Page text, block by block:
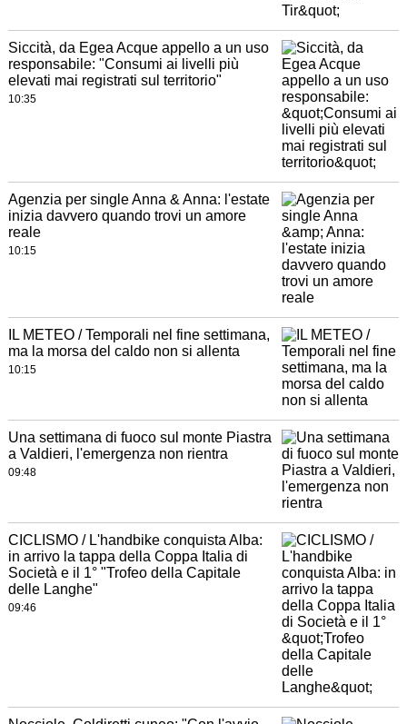
Siccità, da Egea Acque appello a un uso
responsabile: "Consumi ai livelli più
elevati mai registrati sul territorio"
10:35
Agenzia per single Anna & Anna: l'estate
inizia davvero quando trovi un amore
reale
10:15
IL METEO / Temporali nel fine settimana,
ma la morsa del caldo non si allenta
10:15
Una settimana di fuoco sul monte Piastra
a Valdieri, l'emergenza non rientra
09:48
CICLISMO / L'handbike conquista Alba:
in arrivo la tappa della Coppa Italia di
Società e il 1° "Trofeo della Capitale
delle Langhe"
09:46